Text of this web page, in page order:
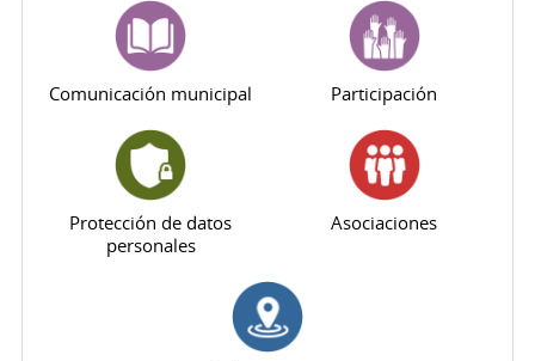
Comunicación municipal Participación
Protección de datos
personales
Asociaciones